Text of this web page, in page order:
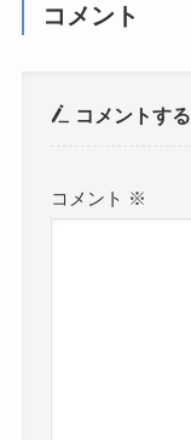
コメント
コメントする
コメント ※